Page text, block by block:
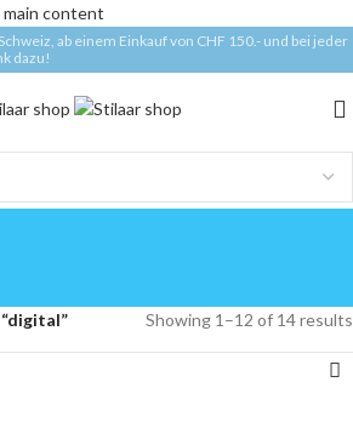
main content
ab einem Einkauf von CHF 150.- und bei jeder
dazu!
Showing 1–12 of 14 results